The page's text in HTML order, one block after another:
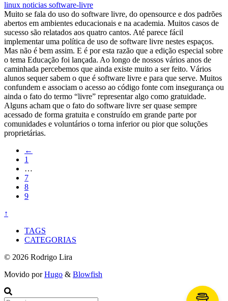
linux noticias software-livre
Muito se fala do uso do software livre, do opensource e dos padrões
abertos em ambientes educacionais e na academia. Muitos casos de
sucesso são relatados aos quatro cantos. Até parece fácil
implementar uma política de uso de software livre nestes espaços.
Mas não é bem assim. E é por esta razão que a edição especial sobre
o tema Educação foi lançada. Ao longo de nossos vários anos de
caminhada percebemos que ainda existe muito a ser feito. Vários
alunos sequer sabem o que é software livre e para que serve. Muitos
confundem e associam o acesso ao código fonte com insegurança ou
ainda o fato do termo “livre” representar algo como gratuidade.
Alguns acham que o fato do software livre ser quase sempre
acessado de forma gratuita e construído em grande parte por
comunidades e voluntários o torna inferior ou pior que soluções
proprietárias.
←
1
…
7
8
9
↑
TAGS
CATEGORIAS
© 2026 Rodrigo Lira
Movido porHugo & Blowfish